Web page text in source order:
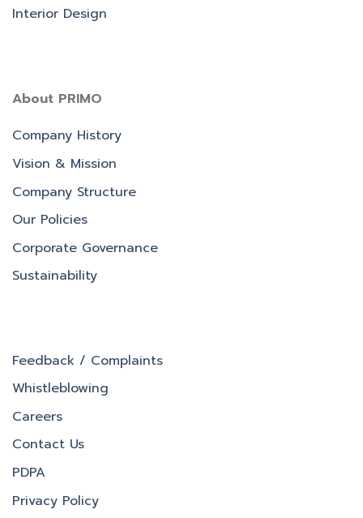
Interior Design
About PRIMO
Company History
Vision & Mission
Company Structure
Our Policies
Corporate Governance
Sustainability
Feedback / Complaints
Whistleblowing
Careers
Contact Us
PDPA
Privacy Policy